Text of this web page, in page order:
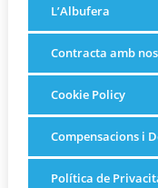
L’Albufera
Contracta amb
Cookie Policy
Compensacions i
Política de